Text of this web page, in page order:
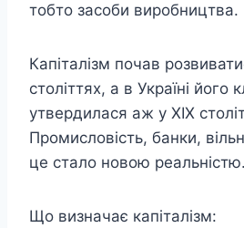
тобто засоби виробництва.
Капіталізм почав
століттях, а в Україні
утвердилася аж у ХІХ
Промисловість, банки,
це стало новою реальністю.
Що визначає капіталізм: